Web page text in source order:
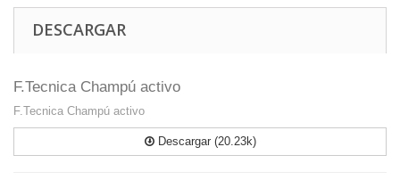
DESCARGAR
F.Tecnica Champú activo
F.Tecnica Champú activo
Descargar (20.23k)